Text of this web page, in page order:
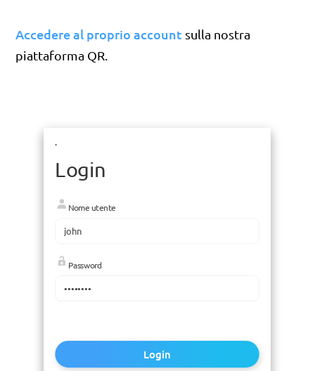
Accedere al proprio account sulla nostra
piattaforma QR.
.
Login
Nome utente
Password
Login